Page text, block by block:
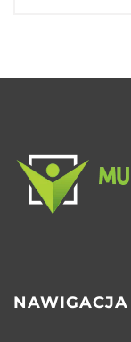
NAWIGACJA